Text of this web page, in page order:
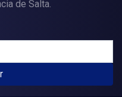
de Salta.